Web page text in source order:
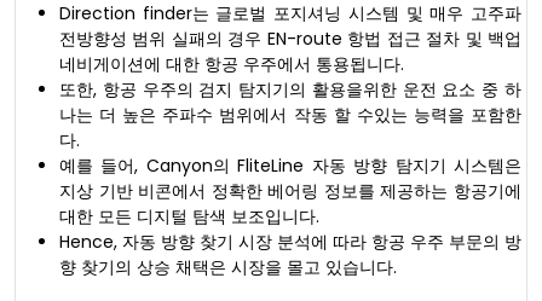
Direction finder는 글로벌 포지셔닝 시스템 및 매우 고주파
전방향성 범위 실패의 경우 EN-route 항법 접근 절차 및 백업
네비게이션에 대한 항공 우주에서 통용됩니다.
또한, 항공 우주의 검지 탐지기의 활용을위한 운전 요소 중 하
나는 더 높은 주파수 범위에서 작동 할 수있는 능력을 포함한
다.
예를 들어, Canyon의 FliteLine 자동 방향 탐지기 시스템은
지상 기반 비콘에서 정확한 베어링 정보를 제공하는 항공기에
대한 모든 디지털 탐색 보조입니다.
Hence, 자동 방향 찾기 시장 분석에 따라 항공 우주 부문의 방
향 찾기의 상승 채택은 시장을 몰고 있습니다.